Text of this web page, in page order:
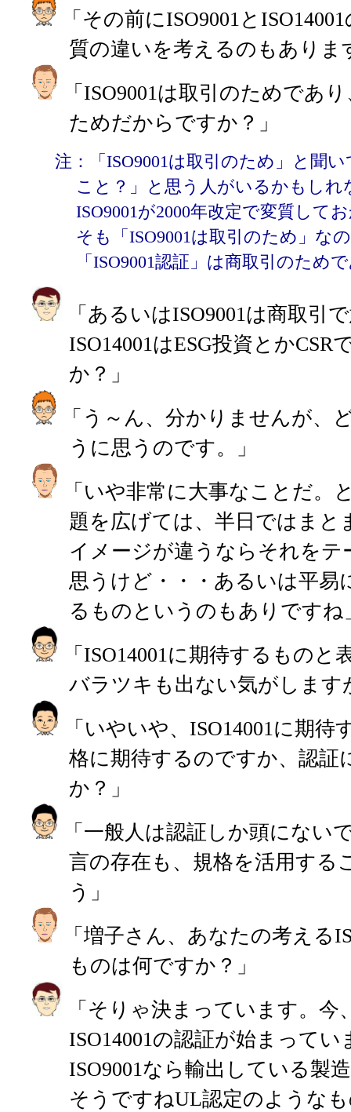
「その前にISO9001と
質の違いを考えるのもありま
「ISO9001は取引のためであ
ためだからですか？」
注：「ISO9001は取引のため」と聞
こと？」と思う人がいるかもしれ
ISO9001が2000年改定で変質して
そも「ISO9001は取引のため」な
「ISO9001認証」は商取引のため
「あるいはISO9001は商取引
ISO14001はESG投資とか
か？」
「う～ん、分かりませんが、
うに思うのです。」
「いや非常に大事なことだ。
題を広げては、半日ではまと
イメージが違うならそれを
思うけど・・・あるいは平易
るものというのもありですね
「ISO14001に期待するものと
バラツキも出ない気がします
「いやいや、ISO14001に期待
格に期待するのですか、認証
か？」
「一般人は認証しか頭にない
言の存在も、規格を活用する
う」
「増子さん、あなたの考える
ものは何ですか？」
「そりゃ決まっています。今
ISO14001の認証が始まってい
ISO9001なら輸出している製
そうですねUL認定のような